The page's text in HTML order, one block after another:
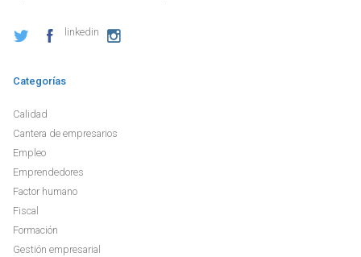
linkedin
Categorías
Calidad
Cantera de empresarios
Empleo
Emprendedores
Factor humano
Fiscal
Formación
Gestión empresarial